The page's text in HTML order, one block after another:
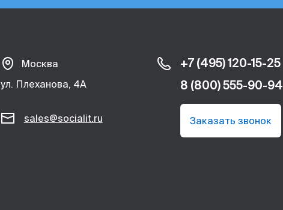
Москва
ул. Плеханова, 4А
sales@socialit.ru
+7 (495) 120-15-25
8 (800) 555-90-94
Заказать звонок